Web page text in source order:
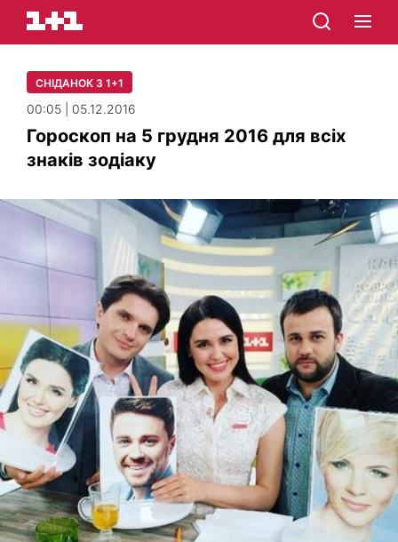
СНІДАНОК З 1+1
00:05 | 05.12.2016
Гороскоп на 5 грудня 2016 для всіх
знаків зодіаку